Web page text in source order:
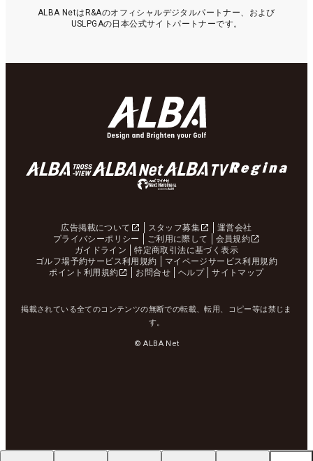
ALBA NetはR&Aのオフィシャルデジタルパートナー、および
USLPGAの日本公式サイトパートナーです。
広告掲載について スタッフ募集
運営会社
プライバシーポリシー
ご利用に際して
会員規約
ガイドライン
特定商取引法に基づく表示
ゴルフ場予約サービス利用規約
マイページサービス利用規約
ポイント利用規約
お問合せ ヘルプ サイトマップ
掲載されている全てのコンテンツの無断での転載、転用、コピー等は禁じま
す。
© ALBA Net